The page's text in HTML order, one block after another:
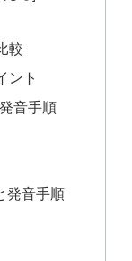
較
ント
音手順
発音手順